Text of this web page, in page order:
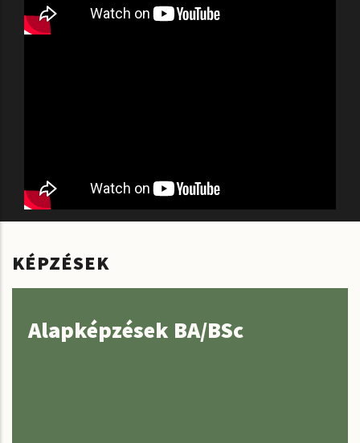
KÉPZÉSEK
Alapképzések BA/BSc